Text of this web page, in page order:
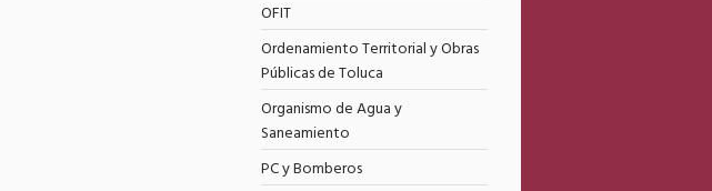
OFIT
Ordenamiento Territorial y Obras
Públicas de Toluca
Organismo de Agua y
Saneamiento
PC y Bomberos